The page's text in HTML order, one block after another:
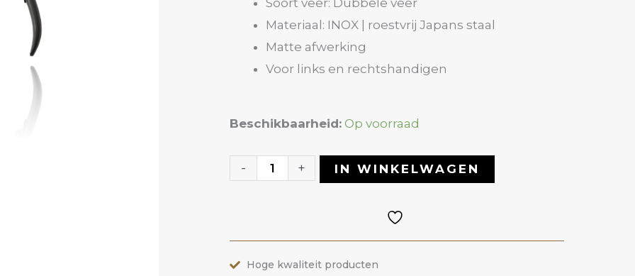
Soort veer: Dubbele veer
Materiaal: INOX | roestvrij Japans staal
Matte afwerking
Voor links en rechtshandigen
Beschikbaarheid: Op voorraad
-
010
Pro
+ IN WINKELWAGEN
Hoge kwaliteit producten